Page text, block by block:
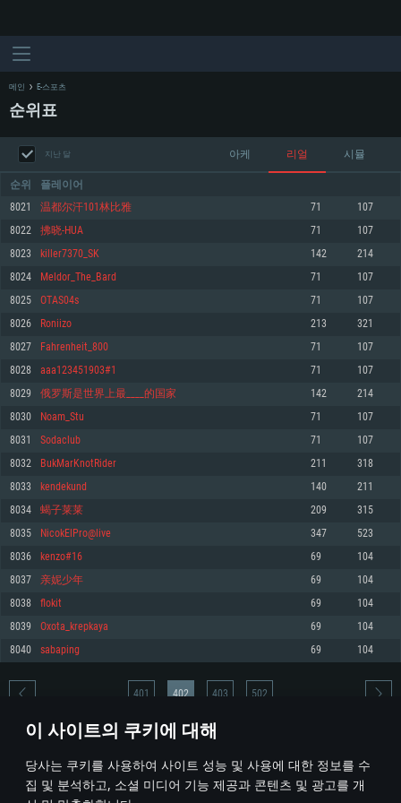
이 사이트의 쿠키에 대해
당사는 쿠키를 사용하여 사이트 성능 및 사용에 대한 정보를 수
집 및 분석하고, 소셜 미디어 기능 제공과 콘텐츠 및 광고를 개
최소사양
운영체제: Windows 10 (64 bit)
프로세서: 2.2 GHz 듀얼코어 이상
메모리: 4GB
그래픽 카드: DirectX 11 이상을 지원하는 AMD Radeon 77XX / NVIDIA
GeForce GT 660. 최소 사양 해상도: 720p
네트워크: 브로드밴드 인터넷
여유 저장 공간: 22.1 GB (최소 클라이언트)
권장 사양
570 혹은 그 이상
여유 저장 공간: 62.2 GB (전체 클라이언트)
최소사양
운영체제: Mac OS Big Sur 11.0
프로세서: 최소 2.2 GHz의 Core i5 (Intel Xeon 은 지원하지 않습니다)
메모리: 6 GB
그래픽 카드: Metal 을 지원하는 Intel Iris Pro 5200 (Mac), 혹은 이와 비슷한 성
능을 가지는 Mac 버전의 AMD/Nvidia. 최소 해상도: 720p
네트워크: 브로드밴드 인터넷
여유 저장 공간: 22.1 GB (최소 클라이언트)
권장 사양
네트워크: 브로드밴드 인터넷
여유 저장 공간: 62.2 GB (전체 클라이언트)
최소사양
운영체제: 64bit Linux 중 최신 버전
프로세서: 2.4 GHz 듀얼코어
메모리: 4 GB
그래픽 카드: Vulkan 을 지원하고, 최신 그래픽 드라이버를 지원하는 NVIDIA
660 (6개월 미만) 혹은 그와 동급의 성능을 가지며 최신 그래픽 드라이버를 지
원하는 AMD (6개월 미만; 최소사양 지원 해상도 720p)
네트워크: 브로드밴드 인터넷
여유 저장 공간: 22.1 GB (최소 클라이언트)
권장 사양
운영체제: Ubuntu 20.04 64bit
프로세서: Intel Core i7
메모리: 16 GB
그래픽 카드: Vulkan 을 지원하고, 최신 그래픽 드라이버를 지원하는 NVIDIA
1060 (6개월 미만) 혹은 그와 동급의 성능을 가지며 최신 그래픽 드라이버를
지원하는 AMD RX 570 (6개월 미만; 최소사양 지원 해상도 720p) 이상
여유 저장 공간: 62.2 GB (전체 클라이언트)
메인 E-스포츠
순위표
지난 달 아케 리얼 시뮬
순위 플레이어
8021 温都尔汗101林比雅 71 107
8022 拂晓-HUA 71 107
8023 killer7370_SK 142 214
8024 Meldor_The_Bard 71 107
8025 OTAS04s 71 107
8026 Roniizo 213 321
8027 Fahrenheit_800 71 107
8028 aaa123451903#1 71 107
8029 俄罗斯是世界上最____的国家 142 214
8030 Noam_Stu 71 107
8031 Sodaclub 71 107
8032 BukMarKnotRider 211 318
8033 kendekund 140 211
8034 蝎子莱莱 209 315
8035 NicokElPro@live 347 523
8036 kenzo#16 69 104
8037 亲妮少年 69 104
8038 flokit 69 104
8039 Oxota_krepkaya 69 104
8040 sabaping 69 104
* 순위표는 매일 1회 갱신됩니다
401 402 403 502